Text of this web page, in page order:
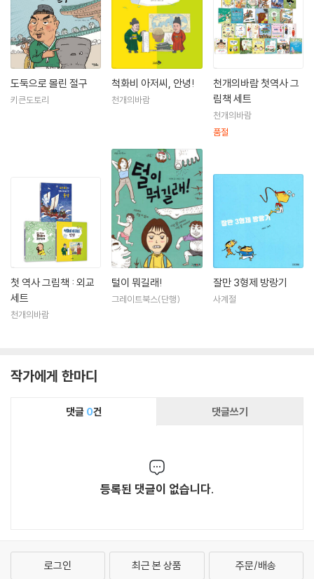
도둑으로 몰린 절구
키큰도토리
척화비 아저씨, 안녕!
천개의바람
천개의바람 첫역사 그
림책 세트
천개의바람
품절
첫 역사 그림책 : 외교
세트
천개의바람
털이 뭐길래!
그레이트북스(단행)
잘만 3형제 방랑기
사계절
작가에게 한마디
댓글 0건 댓글쓰기
등록된 댓글이 없습니다.
로그인 최근 본 상품 주문/배송